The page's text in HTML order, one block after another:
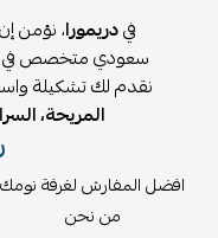
الخامة: قطن 100%
الحشوة: ميكروفيبر
🎯 لماذا تختار
كل احتياجاتك في
أوفر من شراء كل
خصم إضافي 15%
فيدريمورا، نؤمن
سعودي متخصص في
نقدم لك تشكيلة
المريحة،
افضل المفارش لغرفة نومك
من نحن